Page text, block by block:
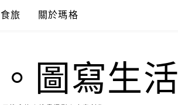
旅 關於瑪格
圖寫生活